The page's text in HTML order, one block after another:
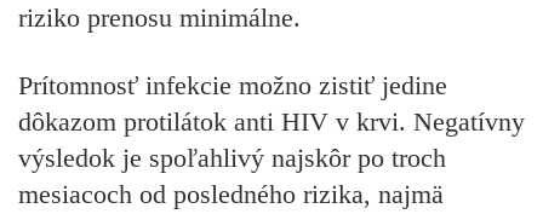
riziko prenosu minimálne.
Prítomnosť infekcie možno zistiť jedine
dôkazom protilátok anti HIV v krvi. Negatívny
výsledok je spoľahlivý najskôr po troch
mesiacoch od posledného rizika, najmä